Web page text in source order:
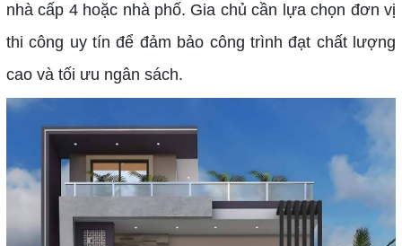
nhà cấp 4 hoặc nhà phố. Gia chủ cần lựa chọn đơn vị
thi công uy tín để đảm bảo công trình đạt chất lượng
cao và tối ưu ngân sách.